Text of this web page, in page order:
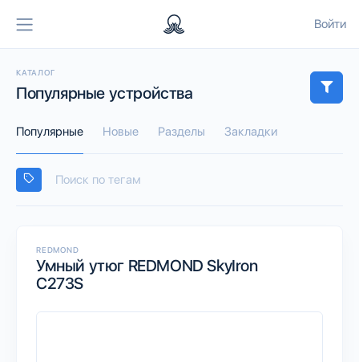
Войти
КАТАЛОГ
Популярные устройства
Популярные Новые Разделы Закладки
REDMOND
Умный утюг REDMOND SkyIron
C273S